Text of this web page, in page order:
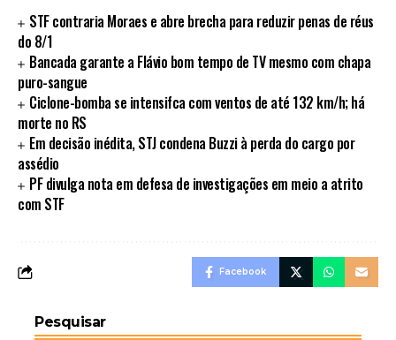
STF contraria Moraes e abre brecha para reduzir penas de réus
do 8/1
Bancada garante a Flávio bom tempo de TV mesmo com chapa
puro-sangue
Ciclone-bomba se intensifca com ventos de até 132 km/h; há
morte no RS
Em decisão inédita, STJ condena Buzzi à perda do cargo por
assédio
PF divulga nota em defesa de investigações em meio a atrito
com STF
Facebook
Pesquisar